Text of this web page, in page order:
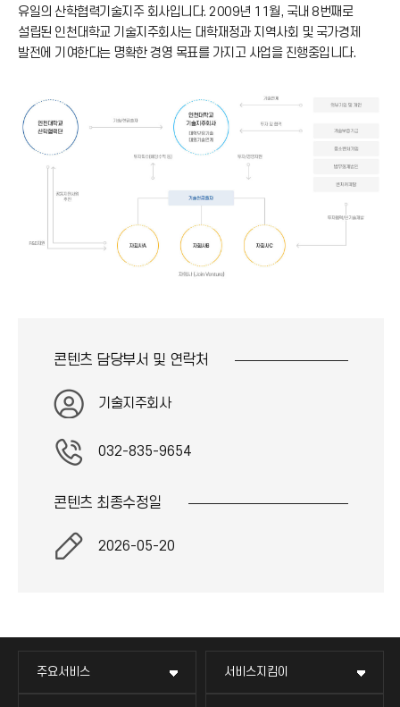
유일의 산학협력기술지주 회사입니다. 2009년 11월, 국내 8번째로
설립된 인천대학교 기술지주회사는 대학재정과 지역사회 및 국가경제
발전에 기여한다는 명확한 경영 목표를 가지고 사업을 진행중입니다.
콘텐츠 담당부서 및 연락처
기술지주회사
032-835-9654
콘텐츠 최종수정일
2026-05-20
주요서비스 서비스지킴이